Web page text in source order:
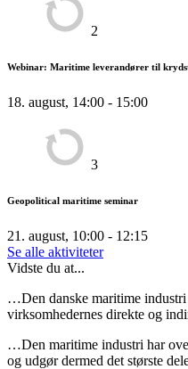
2
Webinar: Maritime leverandører til
18. august, 14:00 - 15:00
3
Geopolitical maritime seminar
21. august, 10:00 - 12:15
Se alle aktiviteter
Vidste du at...
…Den danske maritime
virksomhedernes direkte og
…Den maritime industri har
og udgør dermed det største